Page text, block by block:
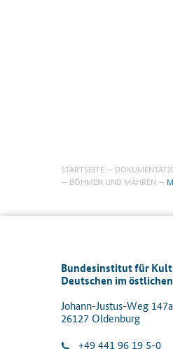
STARTSEITE
BÖHMEN UND MÄHREN
Bundesinstitut für
Deutschen im
Johann-Justus-Weg 147a
26127 Oldenburg
+49 441 96 19 5-0